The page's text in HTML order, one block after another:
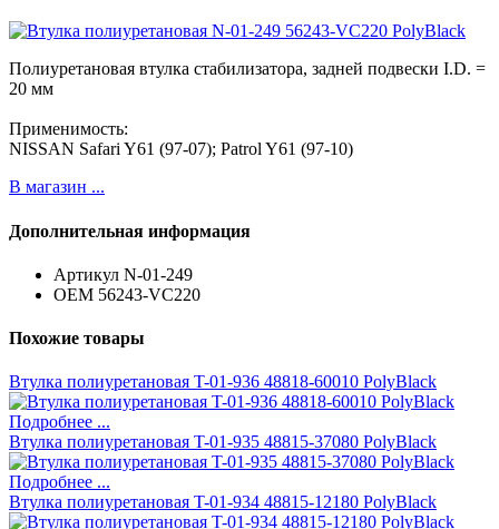
Полиуретановая втулка стабилизатора, задней подвески I.D. =
20 мм
Применимость:
NISSAN Safari Y61 (97-07); Patrol Y61 (97-10)
В магазин ...
Дополнительная информация
Артикул N-01-249
ОЕМ 56243-VC220
Похожие товары
Втулка полиуретановая T-01-936 48818-60010 PolyBlack
Подробнее ...
Втулка полиуретановая T-01-935 48815-37080 PolyBlack
Подробнее ...
Втулка полиуретановая T-01-934 48815-12180 PolyBlack